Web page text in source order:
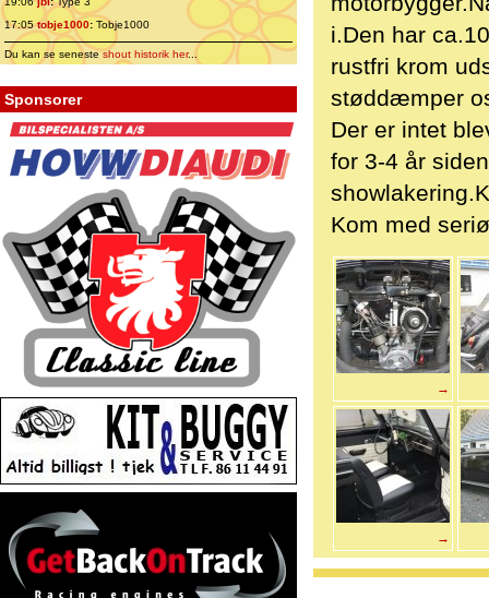
17:05tobje1000: Tobje1000
Du kan se senesteshout historik her...
Sponsorer
i.Den har
rustfri krom
støddæmper
Der er intet
for 3-4 år
Kom med
→
→